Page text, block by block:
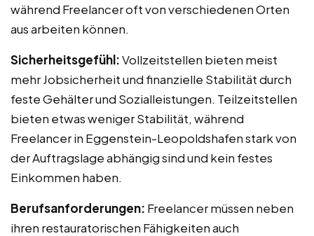
während Freelancer oft von verschiedenen Orten
aus arbeiten können.
Sicherheitsgefühl:Vollzeitstellen bieten meist
mehr Jobsicherheit und finanzielle Stabilität durch
feste Gehälter und Sozialleistungen. Teilzeitstellen
bieten etwas weniger Stabilität, während
Freelancer in Eggenstein-Leopoldshafen stark von
der Auftragslage abhängig sind und kein festes
Einkommen haben.
Berufsanforderungen: Freelancer müssen neben
ihren restauratorischen Fähigkeiten auch